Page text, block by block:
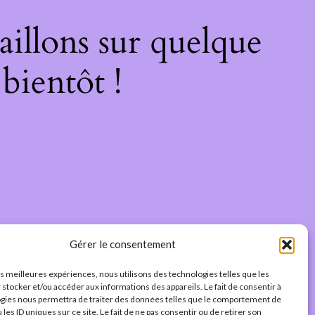
Gérer le consentement
meilleures expériences, nous utilisons des technologies telles que les
et/ou accéder aux informations des appareils. Le fait de consentir à
nous permettra de traiter des données telles que le comportement de
les ID uniques sur ce site. Le fait de ne pas consentir ou de retirer son
sur quelque
!